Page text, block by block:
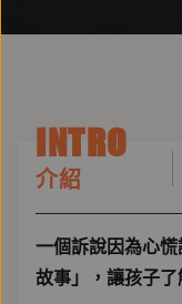
INTRO
介紹
一個訴說因為心
故事」，讓孩子了